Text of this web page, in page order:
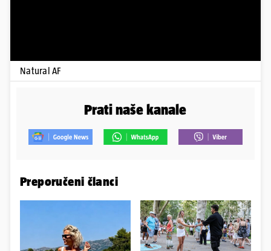
Natural AF
Prati naše kanale
Preporučeni članci